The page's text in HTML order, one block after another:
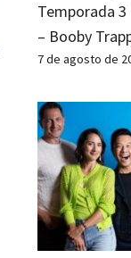
Temporada 3
– Booby
7 de agosto de